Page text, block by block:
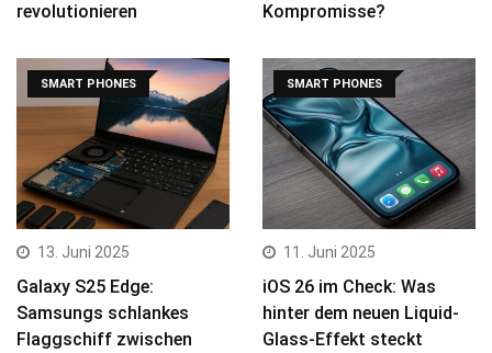
revolutionieren
Kompromisse?
SMART PHONES
13. Juni 2025
Galaxy S25 Edge:
Samsungs schlankes
Flaggschiff zwischen
SMART PHONES
11. Juni 2025
iOS 26 im Check: Was
hinter dem neuen Liquid-
Glass-Effekt steckt